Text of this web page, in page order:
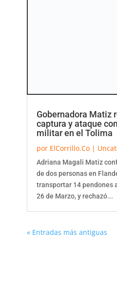
Gobernadora Matiz
captura y ataque
militar en el Tolima
por ElCorrillo.Co|
Adriana Magali Matiz
de dos personas en
transportar 14 pendones
26 de Marzo, y rechazó...
« Entradas más antiguas